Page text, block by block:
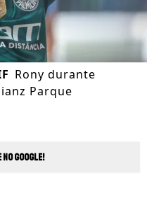
Rony durante
Parque
no Google!